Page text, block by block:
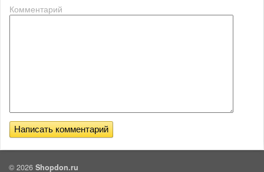
Комментарий
© 2026 Shopdon.ru